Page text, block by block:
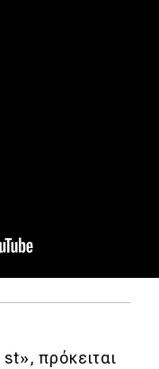
πρόκειται